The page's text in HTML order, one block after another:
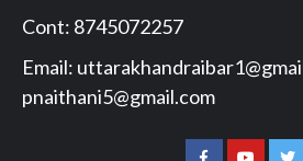
Cont: 8745072257
Email:
pnaithani5@gmail.com